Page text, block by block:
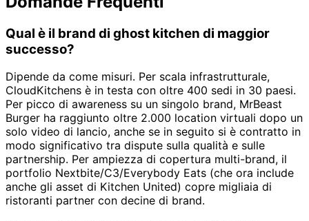
Qual è il brand di ghost kitchen di maggior
successo?
Dipende da come misuri. Per scala infrastrutturale,
CloudKitchens è in testa con oltre 400 sedi in 30 paesi.
Per picco di awareness su un singolo brand, MrBeast
Burger ha raggiunto oltre 2.000 location virtuali dopo un
solo video di lancio, anche se in seguito si è contratto in
modo significativo tra dispute sulla qualità e sulle
partnership. Per ampiezza di copertura multi-brand, il
portfolio Nextbite/C3/Everybody Eats (che ora include
anche gli asset di Kitchen United) copre migliaia di
ristoranti partner con decine di brand.